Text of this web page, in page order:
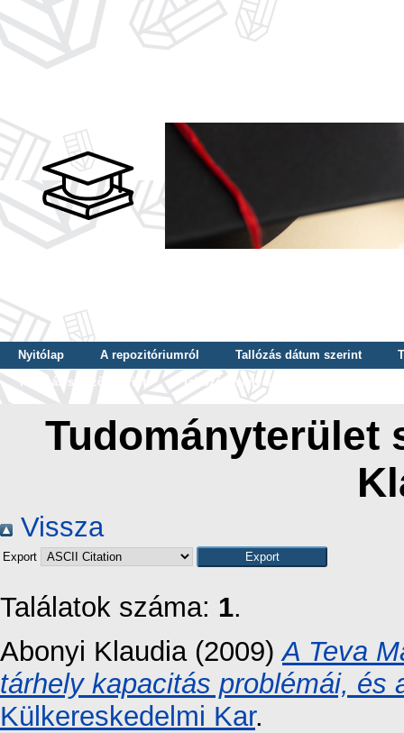
Nyitólap A repozitóriumról Tallózás dátum szerint
Tallózás szerző szerint
Tallózás nyelv szerint
Tudományterület
Vissza
Export
Találatok száma: 1.
Abonyi Klaudia (2009)A Teva
tárhely kapacitás problémái, és
Külkereskedelmi Kar.